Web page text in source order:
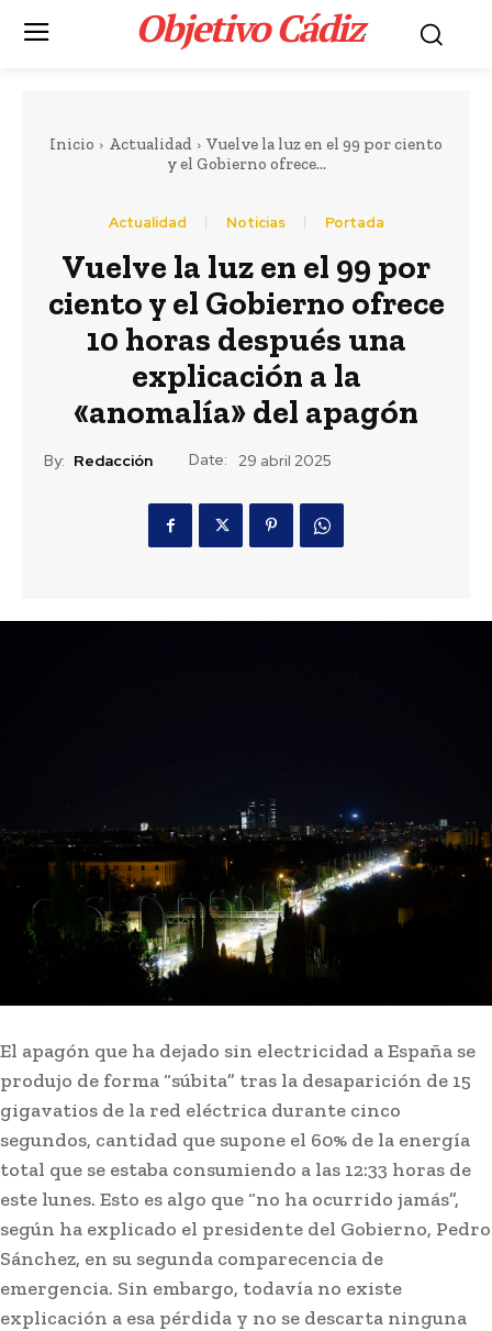
Objetivo Cádiz.
Inicio Actualidad
Vuelve la luz en el 99 por ciento
y el Gobierno ofrece...
Actualidad Noticias Portada
Vuelve la luz en el 99 por
ciento y el Gobierno ofrece
10 horas después una
explicación a la
«anomalía» del apagón
By: Redacción Date: 29 abril 2025
El apagón que ha dejado sin electricidad a España se
produjo de forma “súbita” tras la desaparición de 15
gigavatios de la red eléctrica durante cinco
segundos, cantidad que supone el 60% de la energía
total que se estaba consumiendo a las 12:33 horas de
este lunes. Esto es algo que “no ha ocurrido jamás”,
según ha explicado el presidente del Gobierno, Pedro
Sánchez, en su segunda comparecencia de
emergencia. Sin embargo, todavía no existe
explicación a esa pérdida y no se descarta ninguna